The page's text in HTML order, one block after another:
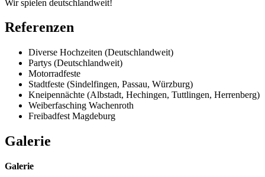
Wir spielen deutschlandweit!
Referenzen
Diverse Hochzeiten (Deutschlandweit)
Partys (Deutschlandweit)
Motorradfeste
Stadtfeste (Sindelfingen, Passau, Würzburg)
Kneipennächte (Albstadt, Hechingen, Tuttlingen, Herrenberg)
Weiberfasching Wachenroth
Freibadfest Magdeburg
Galerie
Galerie